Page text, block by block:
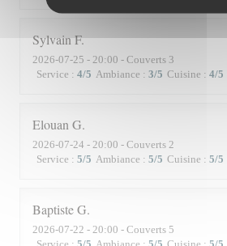
SylvainF
2026-07-25 - 20:00 - Couverts 3
Service : 4/5 Ambiance : 3/5 Cuisine : 4/5
Elouan G
2026-07-24 - 20:00 - Couverts 2
Service : 5/5 Ambiance : 5/5 Cuisine : 5/5
BaptisteG
2026-07-22 - 20:00 - Couverts 5